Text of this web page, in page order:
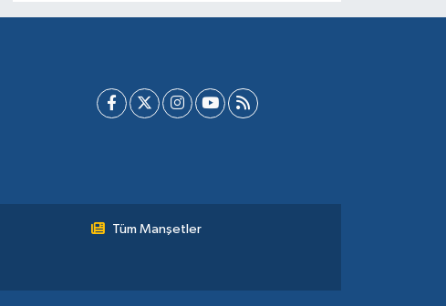
Tüm Manşetler